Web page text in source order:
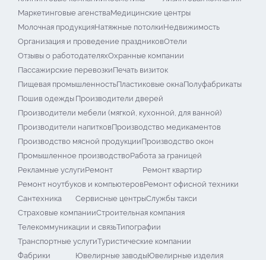
Маркетинговые агенстваМедицинские центры
Молочная продукцияНатяжные потолкиНедвижимость
Организация и проведение праздниковОтели
Отзывы о работодателяхОхранные компании
Пассажирские перевозкиПечать визиток
Пищевая промышленностьПластиковые окнаПолуфабрикаты
Пошив одежды Производители дверей
Производители мебели (мягкой, кухонной, для ванной)
Производители напитковПроизводство медикаментов
Производство мясной продукцииПроизводство окон
Промышленное производствоРабота за границей
Рекламные услугиРемонт
Ремонт квартир
Ремонт ноутбуков и компьютеровРемонт офисной техники
Сантехника
Сервисные центрыСлужбы такси
Страховые компанииСтроительная компания
Телекоммуникации и связьТипографии
Транспортные услугиТуристические компании
Фабрики
Ювелирные заводыЮвелирные изделия